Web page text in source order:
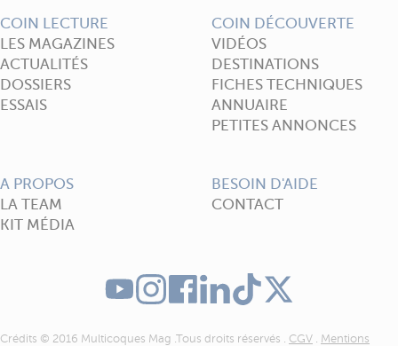
COIN LECTURE
LES MAGAZINES
ACTUALITÉS
DOSSIERS
ESSAIS
COIN DÉCOUVERTE
VIDÉOS
DESTINATIONS
FICHES TECHNIQUES
ANNUAIRE
PETITES ANNONCES
A PROPOS
LA TEAM
KIT MÉDIA
BESOIN D'AIDE
CONTACT
Crédits © 2016 Multicoques Mag .Tous droits réservés . CGV Mentions